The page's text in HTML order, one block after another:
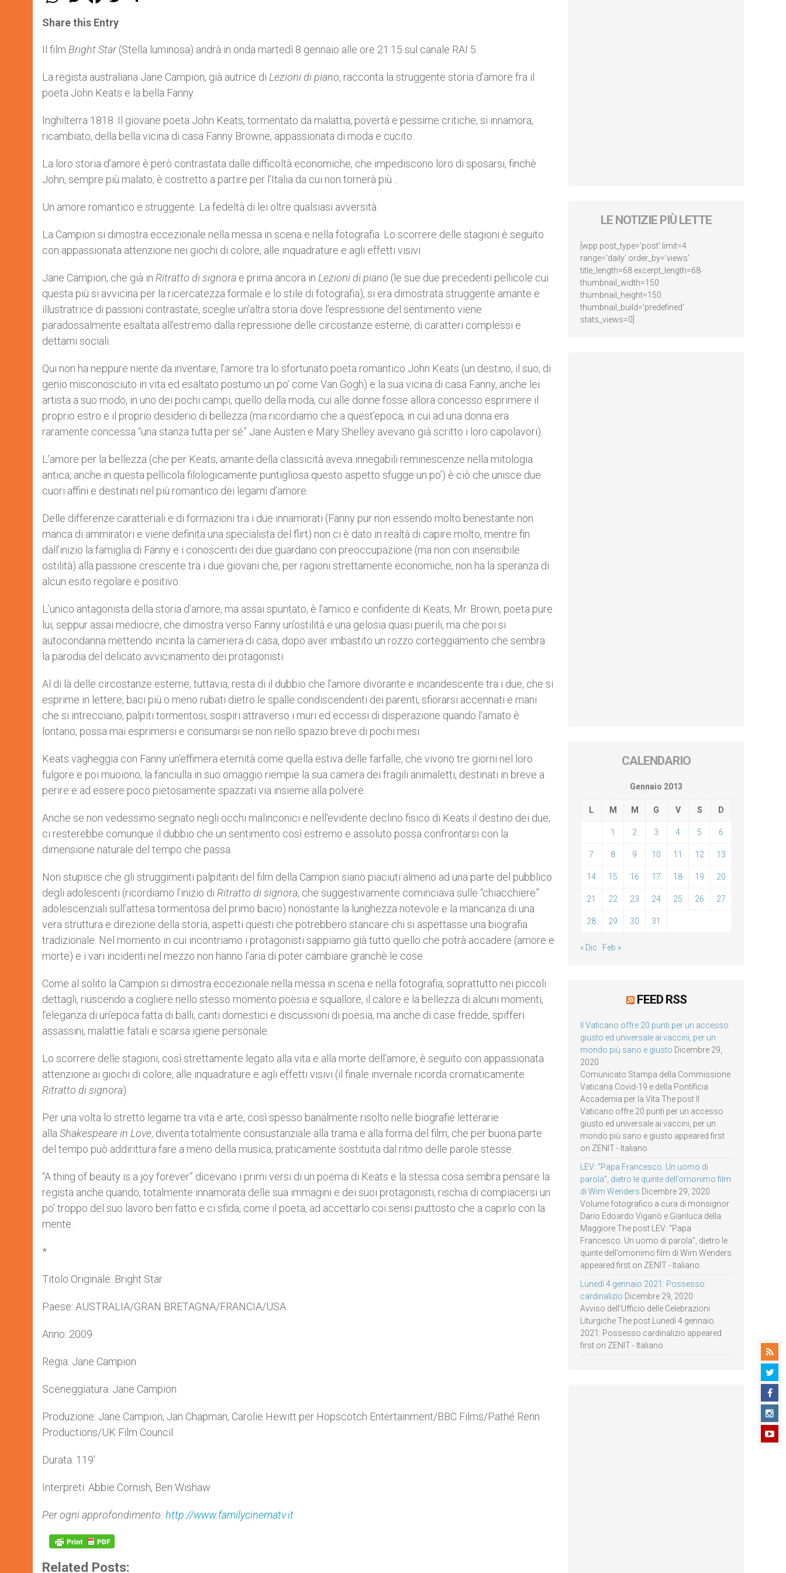
t
s
p
p
s
e
g
e
e
b
o
k
r
Share this Entry
Il film Bright Star(Stella luminosa) andrà in onda martedì 8 gennaio alle ore 21:15 sul canale RAI 5.
La regista australiana Jane Campion, già autrice di Lezioni di piano, racconta la struggente storia d’amore fra il
poeta John Keats e la bella Fanny.
Inghilterra 1818. Il giovane poeta John Keats, tormentato da malattia, povertà e pessime critiche, si innamora,
ricambiato, della bella vicina di casa Fanny Browne, appassionata di moda e cucito.
La loro storia d’amore è però contrastata dalle difficoltà economiche, che impediscono loro di sposarsi, finchè
John, sempre più malato, è costretto a partire per l’Italia da cui non tornerà più…
Un amore romantico e struggente. La fedeltà di lei oltre qualsiasi avversità.
La Campion si dimostra eccezionale nella messa in scena e nella fotografia. Lo scorrere delle stagioni è seguito
con appassionata attenzione nei giochi di colore, alle inquadrature e agli effetti visivi.
Jane Campion, che già in Ritratto di signora e prima ancora in Lezioni di piano (le sue due precedenti pellicole cui
questa più si avvicina per la ricercatezza formale e lo stile di fotografia), si era dimostrata struggente amante e
illustratrice di passioni contrastate, sceglie un’altra storia dove l’espressione del sentimento viene
paradossalmente esaltata all’estremo dalla repressione delle circostanze esterne, di caratteri complessi e
dettami sociali.
Qui non ha neppure niente da inventare, l’amore tra lo sfortunato poeta romantico John Keats (un destino, il suo, di
genio misconosciuto in vita ed esaltato postumo un po’ come Van Gogh) e la sua vicina di casa Fanny, anche lei
artista a suo modo, in uno dei pochi campi, quello della moda, cui alle donne fosse allora concesso esprimere il
proprio estro e il proprio desiderio di bellezza (ma ricordiamo che a quest’epoca, in cui ad una donna era
raramente concessa “una stanza tutta per sé” Jane Austen e Mary Shelley avevano già scritto i loro capolavori).
L’amore per la bellezza (che per Keats, amante della classicità aveva innegabili reminescenze nella mitologia
antica, anche in questa pellicola filologicamente puntigliosa questo aspetto sfugge un po’) è ciò che unisce due
cuori affini e destinati nel più romantico dei legami d’amore.
Delle differenze caratteriali e di formazioni tra i due innamorati (Fanny pur non essendo molto benestante non
manca di ammiratori e viene definita una specialista del flirt) non ci è dato in realtà di capire molto, mentre fin
dall’inizio la famiglia di Fanny e i conoscenti dei due guardano con preoccupazione (ma non con insensibile
ostilità) alla passione crescente tra i due giovani che, per ragioni strettamente economiche, non ha la speranza di
alcun esito regolare e positivo.
L’unico antagonista della storia d’amore, ma assai spuntato, è l’amico e confidente di Keats, Mr. Brown, poeta pure
lui, seppur assai mediocre, che dimostra verso Fanny un’ostilità e una gelosia quasi puerili, ma che poi si
autocondanna mettendo incinta la cameriera di casa, dopo aver imbastito un rozzo corteggiamento che sembra
la parodia del delicato avvicinamento dei protagonisti.
Al di là delle circostanze esterne, tuttavia, resta di il dubbio che l’amore divorante e incandescente tra i due, che si
esprime in lettere, baci più o meno rubati dietro le spalle condiscendenti dei parenti, sfiorarsi accennati e mani
che si intrecciano, palpiti tormentosi, sospiri attraverso i muri ed eccessi di disperazione quando l’amato è
lontano, possa mai esprimersi e consumarsi se non nello spazio breve di pochi mesi.
Keats vagheggia con Fanny un’effimera eternità come quella estiva delle farfalle, che vivono tre giorni nel loro
fulgore e poi muoiono; la fanciulla in suo omaggio riempie la sua camera dei fragili animaletti, destinati in breve a
perire e ad essere poco pietosamente spazzati via insieme alla polvere.
Anche se non vedessimo segnato negli occhi malinconici e nell’evidente declino fisico di Keats il destino dei due,
ci resterebbe comunque il dubbio che un sentimento così estremo e assoluto possa confrontarsi con la
dimensione naturale del tempo che passa.
Non stupisce che gli struggimenti palpitanti del film della Campion siano piaciuti almeno ad una parte del pubblico
degli adolescenti (ricordiamo l’inizio di Ritratto di signora, che suggestivamente cominciava sulle “chiacchiere”
adolescenziali sull’attesa tormentosa del primo bacio) nonostante la lunghezza notevole e la mancanza di una
vera struttura e direzione della storia, aspetti questi che potrebbero stancare chi si aspettasse una biografia
tradizionale. Nel momento in cui incontriamo i protagonisti sappiamo già tutto quello che potrà accadere (amore e
morte) e i vari incidenti nel mezzo non hanno l’aria di poter cambiare granchè le cose.
Come al solito la Campion si dimostra eccezionale nella messa in scena e nella fotografia, soprattutto nei piccoli
dettagli, riuscendo a cogliere nello stesso momento poesia e squallore, il calore e la bellezza di alcuni momenti,
l’eleganza di un’epoca fatta di balli, canti domestici e discussioni di poesia, ma anche di case fredde, spifferi
assassini, malattie fatali e scarsa igiene personale.
Lo scorrere delle stagioni, così strettamente legato alla vita e alla morte dell’amore, è seguito con appassionata
attenzione ai giochi di colore, alle inquadrature e agli effetti visivi (il finale invernale ricorda cromaticamente
Ritratto di signora).
Per una volta lo stretto legame tra vita e arte, così spesso banalmente risolto nelle biografie letterarie
alla Shakespeare in Love, diventa totalmente consustanziale alla trama e alla forma del film, che per buona parte
del tempo può addirittura fare a meno della musica, praticamente sostituita dal ritmo delle parole stesse.
“A thing of beauty is a joy forever” dicevano i primi versi di un poema di Keats e la stessa cosa sembra pensare la
regista anche quando, totalmente innamorata delle sua immagini e dei suoi protagonisti, rischia di compiacersi un
po’ troppo del suo lavoro ben fatto e ci sfida, come il poeta, ad accettarlo coi sensi piuttosto che a capirlo con la
mente.
*
Titolo Originale: Bright Star
Paese: AUSTRALIA/GRAN BRETAGNA/FRANCIA/USA
Anno: 2009
Regia: Jane Campion
Sceneggiatura: Jane Campion
Produzione: Jane Campion, Jan Chapman, Carolie Hewitt per Hopscotch Entertainment/BBC Films/Pathé Renn
Productions/UK Film Council
Durata: 119′
Interpreti: Abbie Cornish, Ben Wishaw
Per ogni approfondimento: http://www.familycinematv.it
Related Posts:
LE NOTIZIE PIÙ LETTE
[wpp post_type='post' limit=4
range='daily' order_by='views'
title_length=68 excerpt_length=68
thumbnail_width=150
thumbnail_height=150
thumbnail_build='predefined'
stats_views=0]
CALENDARIO
Gennaio 2013
L M M G V S D
1 2 3 4 5 6
7 8 9 10 11 12 13
14 15 16 17 18 19 20
21 22 23 24 25 26 27
28 29 30 31
« Dic Feb »
FEED RSS
Il Vaticano offre 20 punti per un accesso
giusto ed universale ai vaccini, per un
mondo più sano e giusto Dicembre 29,
2020
Comunicato Stampa della Commissione
Vaticana Covid-19 e della Pontificia
Accademia per la Vita The post Il
Vaticano offre 20 punti per un accesso
giusto ed universale ai vaccini, per un
mondo più sano e giusto appeared first
on ZENIT - Italiano.
LEV: “Papa Francesco. Un uomo di
parola”, dietro le quinte dell’omonimo film
di Wim Wenders Dicembre 29, 2020
Volume fotografico a cura di monsignor
Dario Edoardo Viganò e Gianluca della
Maggiore The post LEV: “Papa
Francesco. Un uomo di parola”, dietro le
quinte dell’omonimo film di Wim Wenders
appeared first on ZENIT - Italiano.
Lunedì 4 gennaio 2021: Possesso
cardinalizio Dicembre 29, 2020
Avviso dell’Ufficio delle Celebrazioni
Liturgiche The post Lunedì 4 gennaio
2021: Possesso cardinalizio appeared
first on ZENIT - Italiano.